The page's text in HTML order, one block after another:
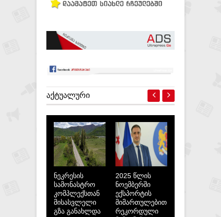
ᲐᲥᲢᲣᲐᲚᲣᲠᲘ
ნეკრესის
სამონასტრო
კომპლექსთან
მისასვლელი
გზა განახლდა
2025 წლის
ნოემბერში
ექსპორტის
მიმართულებით
რეკორდული